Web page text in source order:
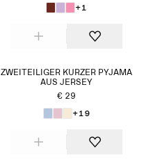
+1
ZWEITEILIGER KURZER PYJAMA
AUS JERSEY
€ 29
+19